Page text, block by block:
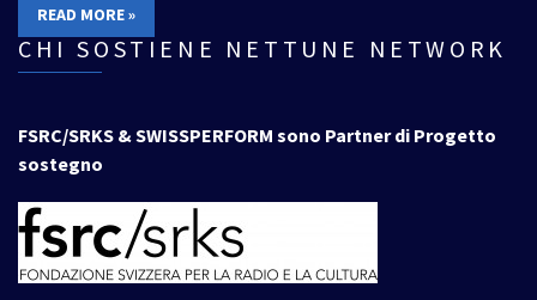
READ MORE »
CHI SOSTIENE NETTUNE NETWORK
FSRC/SRKS & SWISSPERFORM sono Partner di Progetto
sostegno